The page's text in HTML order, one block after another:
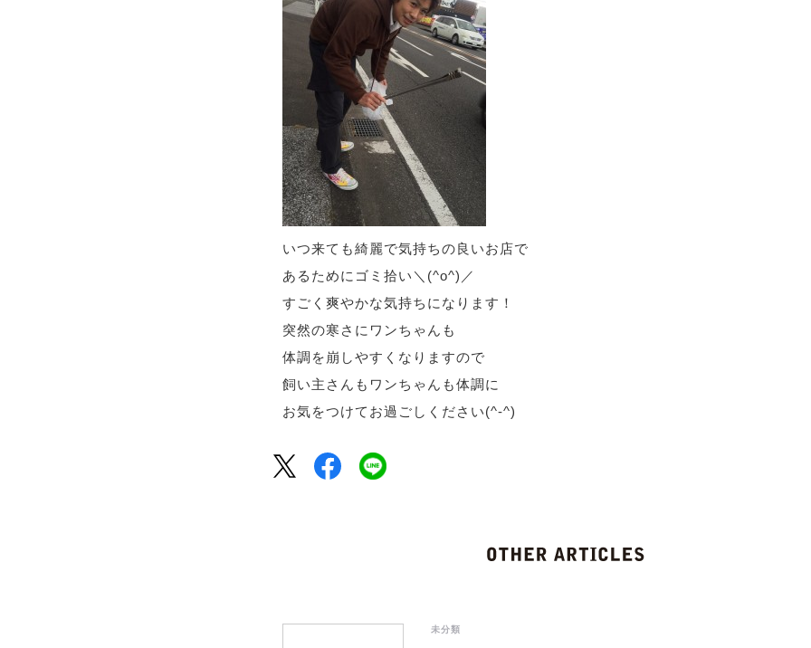
いつ来ても綺麗で気持ちの良いお店で
あるためにゴミ拾い＼(^o^)／
すごく爽やかな気持ちになります！
突然の寒さにワンちゃんも
体調を崩しやすくなりますので
飼い主さんもワンちゃんも体調に
お気をつけてお過ごしください(^-^)
未分類